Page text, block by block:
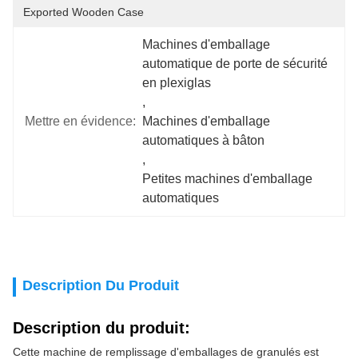
Exported Wooden Case
Mettre en évidence:
Machines d'emballage
automatique de porte de sécurité
en plexiglas
,
Machines d'emballage
automatiques à bâton
,
Petites machines d'emballage
automatiques
Description Du Produit
Description du produit:
Cette machine de remplissage d'emballages de granulés est